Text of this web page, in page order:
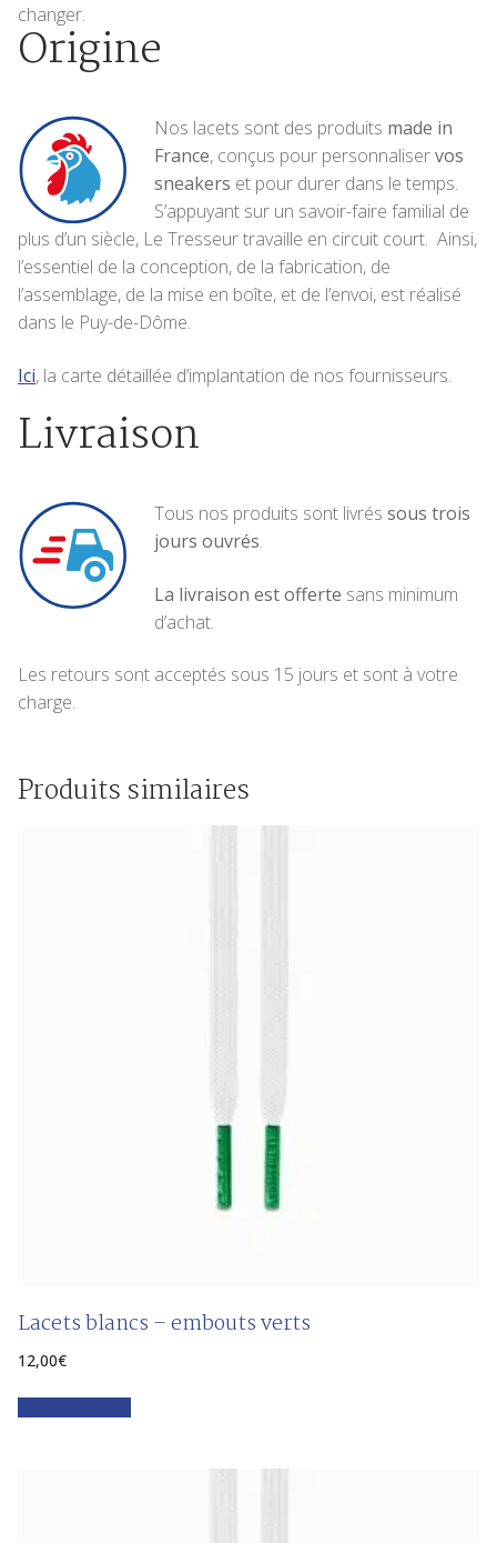
changer.
Origine
Nos lacets sont des produits made in
France, conçus pour personnaliservos
sneakers et pour durer dans le temps.
S’appuyant sur un savoir-faire familial de
plus d’un siècle, Le Tresseur travaille en circuit court. Ainsi,
l’essentiel de la conception, de la fabrication, de
l’assemblage, de la mise en boîte, et de l’envoi, est réalisé
dans le Puy-de-Dôme.
Ici, la carte détaillée d’implantation de nos fournisseurs.
Livraison
Tous nos produits sont livrés sous trois
jours ouvrés.
La livraison est offerte sans minimum
d’achat.
Les retours sont acceptés sous 15 jours et sont à votre
charge.
Produits similaires
Lacets blancs – embouts verts
12,00€